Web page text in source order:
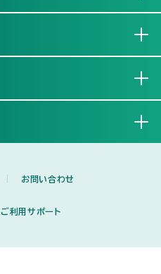
お問い合わせ
ご利用サポート